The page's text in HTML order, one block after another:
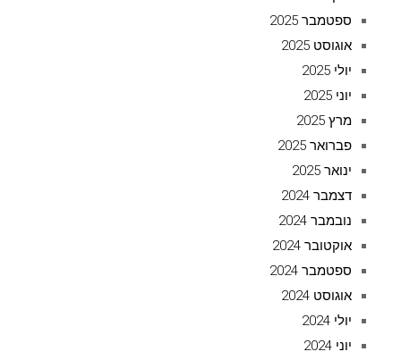
ספטמבר 2025
אוגוסט 2025
יולי 2025
יוני 2025
מרץ 2025
פברואר 2025
ינואר 2025
דצמבר 2024
נובמבר 2024
אוקטובר 2024
ספטמבר 2024
אוגוסט 2024
יולי 2024
יוני 2024